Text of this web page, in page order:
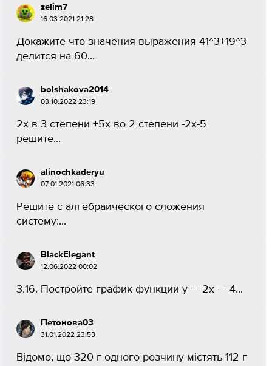
zelim7
16.03.2021 21:28
Докажите что значения выражения 41^3+19^3
делится на 60​...
bolshakova2014
03.10.2022 23:19
2x в 3 степени +5x во 2 степени -2x-5
решите...
alinochkaderyu
07.01.2021 06:33
Решите с алгебраического сложения
систему:...
BlackElegant
12.06.2022 00:02
3.16. Постройте график функции y = -2х — 4...
Петонова03
31.01.2022 23:53
Відомо, що 320 г одного розчину містять 112 г